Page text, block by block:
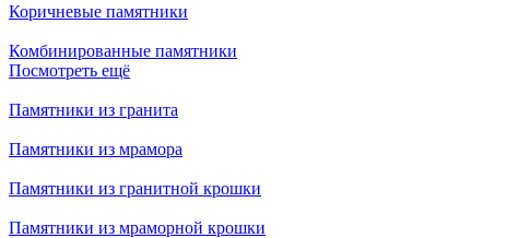
Коричневые памятники
Комбинированные памятники
Посмотреть ещё
Памятники из гранита
Памятники из мрамора
Памятники из гранитной крошки
Памятники из мраморной крошки